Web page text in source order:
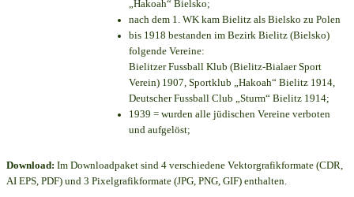
„Hakoah“ Bielsko;
nach dem 1. WK kam Bielitz als Bielsko zu Polen
bis 1918 bestanden im Bezirk Bielitz (Bielsko)
folgende Vereine:
Bielitzer Fussball Klub (Bielitz-Bialaer Sport
Verein) 1907, Sportklub „Hakoah“ Bielitz 1914,
Deutscher Fussball Club „Sturm“ Bielitz 1914;
1939 = wurden alle jüdischen Vereine verboten
und aufgelöst;
Download: Im Downloadpaket sind 4 verschiedene Vektorgrafikformate (CDR,
AI EPS, PDF) und 3 Pixelgrafikformate (JPG, PNG, GIF) enthalten.